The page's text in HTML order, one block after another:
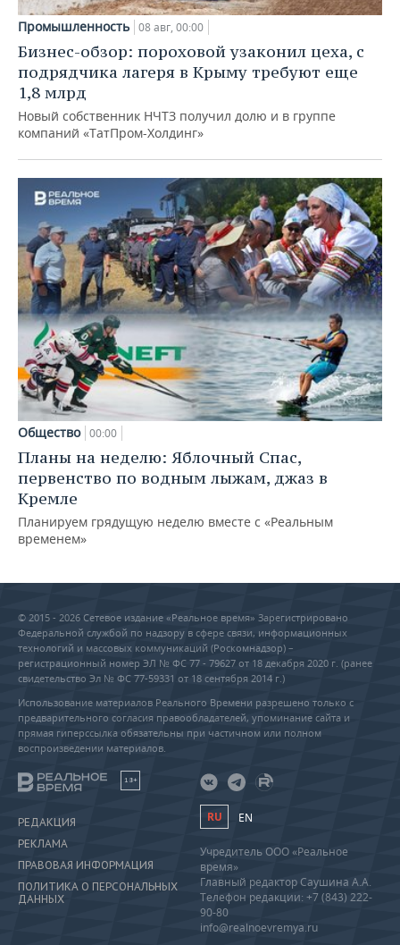
Промышленность 08 авг, 00:00
Бизнес-обзор: пороховой узаконил цеха, с
подрядчика лагеря в Крыму требуют еще
1,8 млрд
Новый собственник НЧТЗ получил долю и в группе
компаний «ТатПром-Холдинг»
Общество 00:00
Планы на неделю: Яблочный Спас,
первенство по водным лыжам, джаз в
Кремле
Планируем грядущую неделю вместе с «Реальным
временем»
© 2015 - 2026 Сетевое издание «Реальное время» Зарегистрировано
Федеральной службой по надзору в сфере связи, информационных
технологий и массовых коммуникаций (Роскомнадзор) –
регистрационный номер ЭЛ № ФС 77 - 79627 от 18 декабря 2020 г. (ранее
свидетельство Эл № ФС 77-59331 от 18 сентября 2014 г.)
Использование материалов Реального Времени разрешено только с
предварительного согласия правообладателей, упоминание сайта и
прямая гиперссылка обязательны при частичном или полном
воспроизведении материалов.
18+
РЕДАКЦИЯ
РЕКЛАМА
ПРАВОВАЯ ИНФОРМАЦИЯ
ПОЛИТИКА О ПЕРСОНАЛЬНЫХ
ДАННЫХ
RU EN
Учредитель ООО «Реальное
время»
Главный редактор Саушина А.А.
Телефон редакции: +7 (843) 222-
90-80
info@realnoevremya.ru